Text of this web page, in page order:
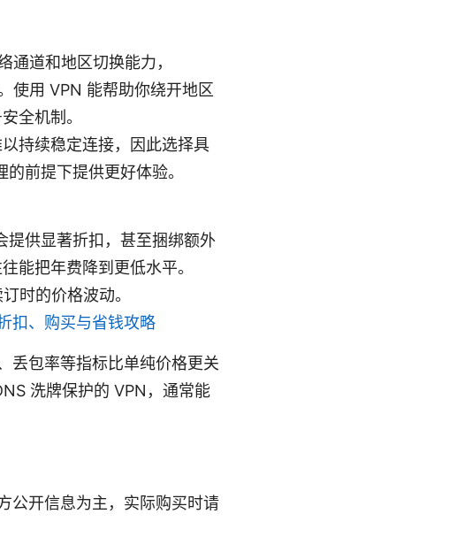
道和地区切换能力，
使用 VPN 能帮助你绕开地区
全机制。
持续稳定连接，因此选择具
前提下提供更好体验。
提供显著折扣，甚至捆绑额外
能把年费降到更低水平。
时的价格波动。
扣、购买与省钱攻略
丢包率等指标比单纯价格更关
洗牌保护的 VPN，通常能
公开信息为主，实际购买时请